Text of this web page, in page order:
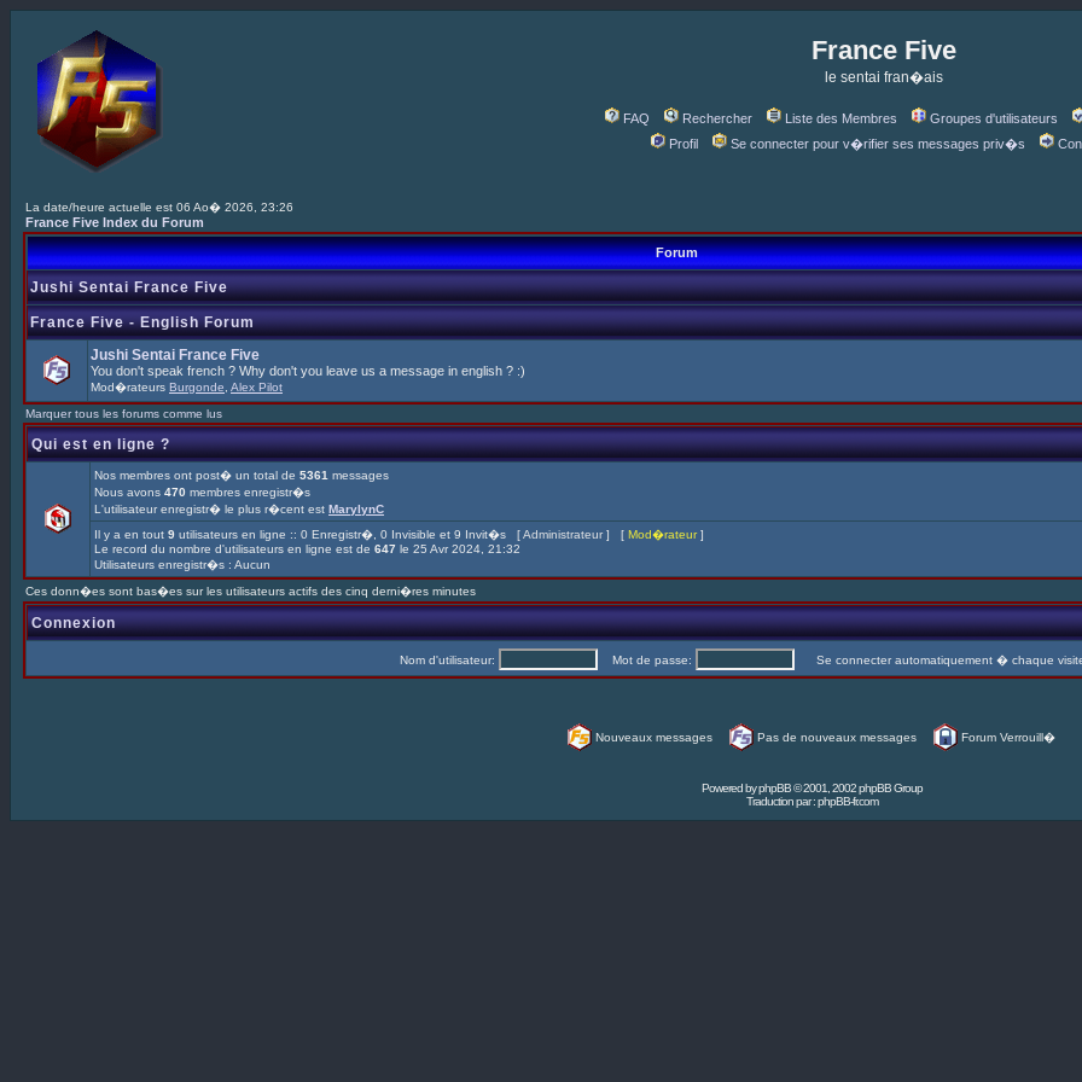
France Five
le sentai fran�ais
FAQ Rechercher Liste des Membres
Groupes d'utilisateurs
Profil
Se connecter pour v�rifier ses messages priv�s
La date/heure actuelle est 06 Ao� 2026, 23:26
France Five Index du Forum
Forum
Jushi Sentai France Five
France Five - English Forum
Jushi Sentai France Five
You don't speak french ? Why don't you leave us a message in english ? :)
Mod�rateurs Burgonde Alex Pilot
Marquer tous les forums comme lus
Qui est en ligne ?
Nos membres ont post� un total de 5361 messages
Nous avons 470 membres enregistr�s
L'utilisateur enregistr� le plus r�cent est MarylynC
Il y a en tout 9 utilisateurs en ligne :: 0 Enregistr�, 0 Invisible et 9 Invit�s [Administrateur] [ Mod�rateur]
Le record du nombre d'utilisateurs en ligne est de 647 le 25 Avr 2024, 21:32
Utilisateurs enregistr�s : Aucun
Ces donn�es sont bas�es sur les utilisateurs actifs des cinq derni�res minutes
Connexion
Nom d'utilisateur: Mot de passe: Se connecter automatiquement � chaque
Nouveaux messages Pas de nouveaux messages Forum Verrouill�
Powered byphpBB© 2001, 2002 phpBB Group
Traduction par :phpBB-fr.com